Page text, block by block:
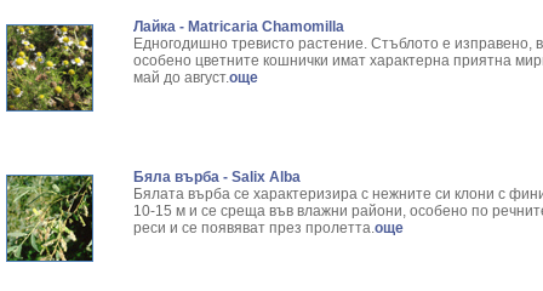
Лайка - Matricaria Chamomilla
Едногодишно тревисто растение. Стъблото е изправено,
особено цветните кошнички имат характерна приятна
май до август.още
Бяла върба - Salix Аlba
Бялата върба се характеризира с нежните си клони с
10-15 м и се среща във влажни райони, особено по
реси и се появяват през пролетта.още